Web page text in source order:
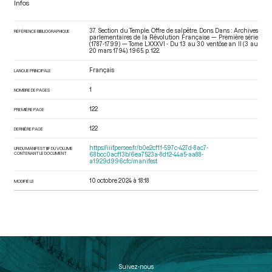
Infos
RÉFÉRENCE BIBLIOGRAPHIQUE
37. Section du Temple. Offre de salpêtre. Dons. Dans : Archives
parlementaires de la Révolution Française — Première série
(1787-1799) — Tome LXXXVI - Du 13 au 30 ventôse an II (3 au
20 mars 1794) . 1965. p. 122.
LANGUE PRINCIPALE Français
NOMBRE DE PAGES 1
PREMIÈRE PAGE 122
DERNIÈRE PAGE 122
URI DU MANIFEST IIIF DU VOLUME
CONTENANT LE DOCUMENT
https://iiif.persee.fr/b0e2cf11-597c-427d-8ac7-
68bcc0acf13b/6ea7523a-8d12-44a5-aa88-
a1929d996cfc/manifest
MODIFIÉ LE 10 octobre 2024 à 18:18
Suivez-nous